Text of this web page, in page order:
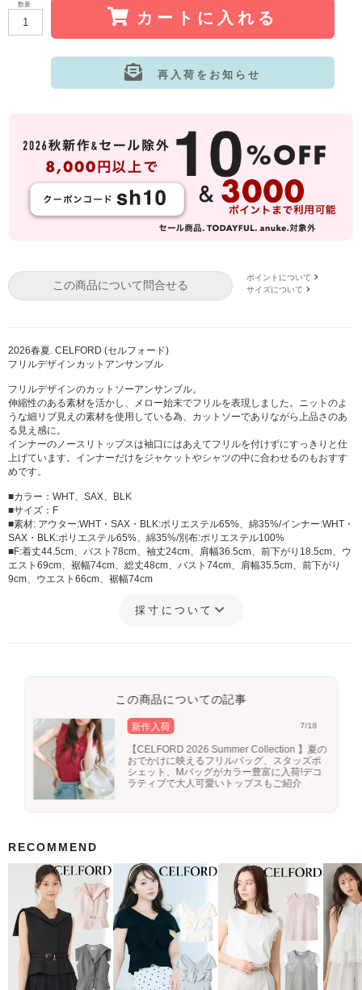
数量
カートに入れる
再入荷をお知らせ
カラー: SAX
この商品について問合せる
ポイントについて
サイズについて
2026春夏. CELFORD (セルフォード)
フリルデザインカットアンサンブル
フリルデザインのカットソーアンサンブル。
伸縮性のある素材を活かし、メロー始末でフリルを表現しました。ニットのよ
うな細リブ見えの素材を使用している為、カットソーでありながら上品さのあ
る見え感に。
インナーのノースリトップスは袖口にはあえてフリルを付けずにすっきりと仕
上げています。インナーだけをジャケットやシャツの中に合わせるのもおすす
めです。
■カラー：WHT、SAX、BLK
■サイズ：F
■素材: アウター:WHT・SAX・BLK:ポリエステル65%、綿35%/インナー:WHT・
SAX・BLK:ポリエステル65%、綿35%/別布:ポリエステル100%
■F:着丈44.5cm、バスト78cm、袖丈24cm、肩幅36.5cm、前下がり18.5cm、ウ
エスト69cm、裾幅74cm、総丈48cm、バスト74cm、肩幅35.5cm、前下がり
9cm、ウエスト66cm、裾幅74cm
採寸について
この商品についての記事
新作入荷 7/18
【CELFORD 2026 Summer Collection 】夏の
おでかけに映えるフリルバッグ、スタッズポ
シェット、Mバッグがカラー豊富に入荷!デコ
ラティブで大人可愛いトップスもご紹介
RECOMMEND